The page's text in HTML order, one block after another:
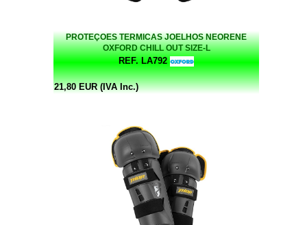
PROTEÇOES TERMICAS JOELHOS NEORENE
OXFORD CHILL OUT SIZE-L
REF. LA792
21,80 EUR (IVA Inc.)